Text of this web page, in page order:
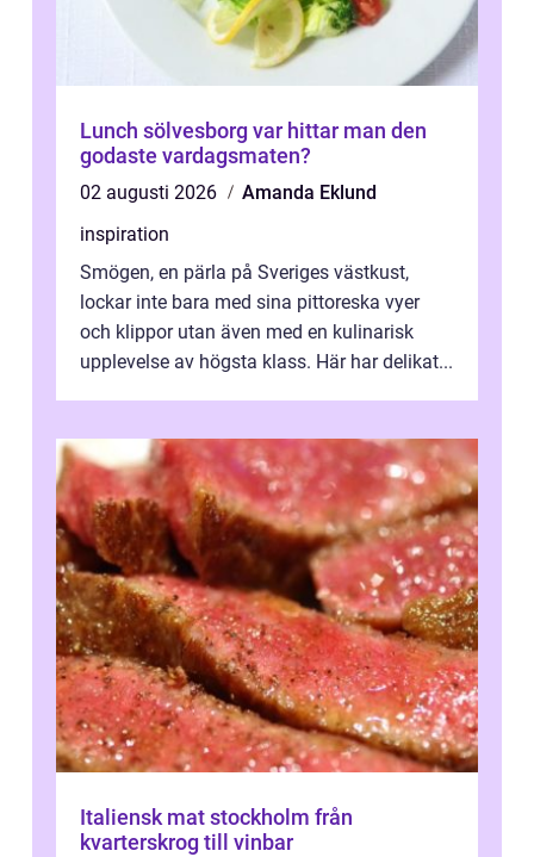
Lunch sölvesborg var hittar man den
godaste vardagsmaten?
02 augusti 2026
Amanda Eklund
inspiration
Smögen, en pärla på Sveriges västkust,
lockar inte bara med sina pittoreska vyer
och klippor utan även med en kulinarisk
upplevelse av högsta klass. Här har delikat...
Italiensk mat stockholm från
kvarterskrog till vinbar